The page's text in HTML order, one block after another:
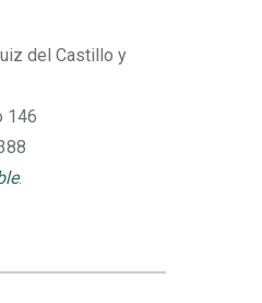
del Castillo y
146
.